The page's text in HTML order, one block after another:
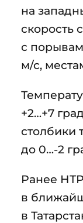
на
скорость
с
м/с,
+2…+7
столбики
до 0…-2
Ранее
в
в